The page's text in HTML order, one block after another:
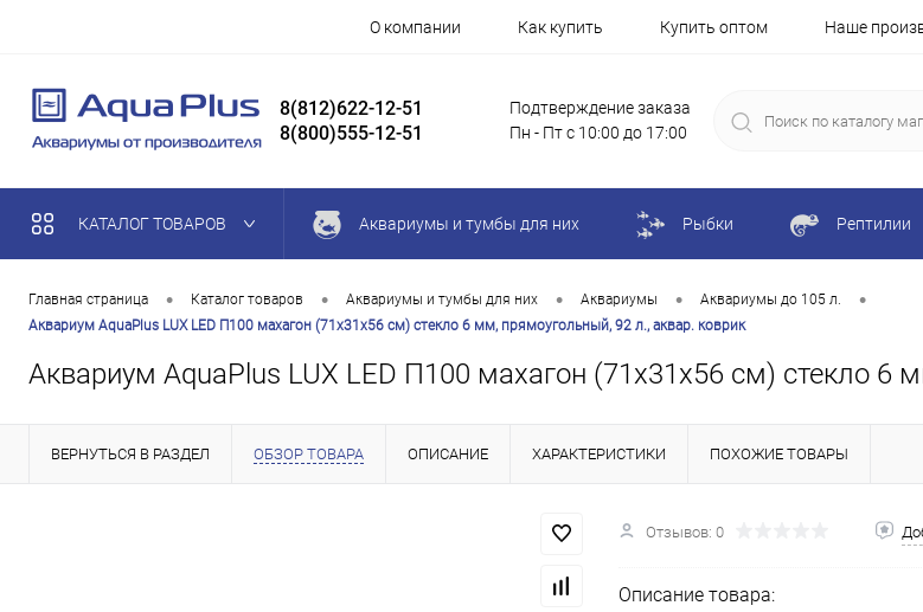
О компании Как купить Купить оптом Наше
8(812)622-12-51
8(800)555-12-51
Подтверждение заказа
Пн - Пт с 10:00 до 17:00
КАТАЛОГ ТОВАРОВ Аквариумы и тумбы для них Рыбки Рептилии
Главная страница • Каталог товаров • Аквариумы и тумбы для них • Аквариумы • Аквариумы до 105 л. •
Аквариум AquaPlus LUX LED П100 махагон (71х31х56 см) стекло 6 мм, прямоугольный, 92 л., аквар. коврик
Аквариум AquaPlus LUX LED П100 махагон (71х31х56 см) стекло 6
ВЕРНУТЬСЯ В РАЗДЕЛ ОБЗОР ТОВАРА ОПИСАНИЕ ХАРАКТЕРИСТИКИ ПОХОЖИЕ ТОВАРЫ
Отзывов: 0
Описание товара: